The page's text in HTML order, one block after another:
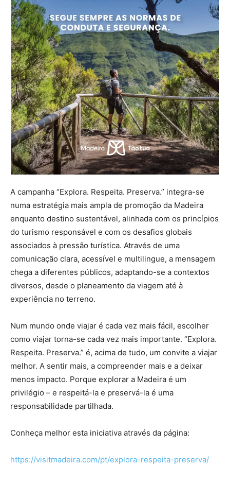
A campanha “Explora. Respeita. Preserva.” integra-se
numa estratégia mais ampla de promoção da Madeira
enquanto destino sustentável, alinhada com os princípios
do turismo responsável e com os desafios globais
associados à pressão turística. Através de uma
comunicação clara, acessível e multilingue, a mensagem
chega a diferentes públicos, adaptando-se a contextos
diversos, desde o planeamento da viagem até à
experiência no terreno.
Num mundo onde viajar é cada vez mais fácil, escolher
como viajar torna-se cada vez mais importante. “Explora.
Respeita. Preserva.” é, acima de tudo, um convite a viajar
melhor. A sentir mais, a compreender mais e a deixar
menos impacto. Porque explorar a Madeira é um
privilégio – e respeitá-la e preservá-la é uma
responsabilidade partilhada.
Conheça melhor esta iniciativa através da página:
https://visitmadeira.com/pt/explora-respeita-preserva/